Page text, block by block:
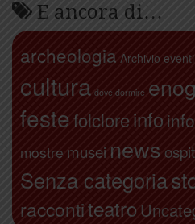
E ancora di…
archeologia Archivio eventi
cultura dove dormire
festefolcloreinfo
mostre musei news
Senza categoria
raccontiteatro